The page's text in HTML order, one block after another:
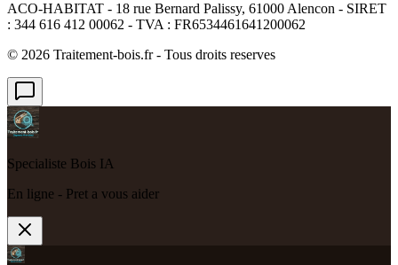
ACO-HABITAT - 18 rue Bernard Palissy, 61000 Alencon - SIRET
: 344 616 412 00062 - TVA : FR6534461641200062
© 2026 Traitement-bois.fr - Tous droits reserves
Specialiste Bois IA
En ligne - Pret a vous aider